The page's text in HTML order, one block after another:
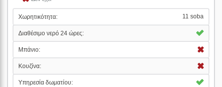
Χωρητικότητα: 11 soba
Διαθέσιμο νερό 24 ώρες:
Μπάνιο:
Κουζίνα:
Υπηρεσία δωματίου: